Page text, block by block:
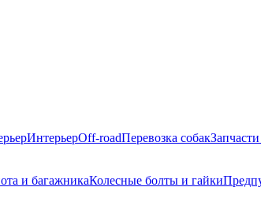
ИнтерьерOff-roadПеревозка собак
и багажникаКолесные болты и гайки